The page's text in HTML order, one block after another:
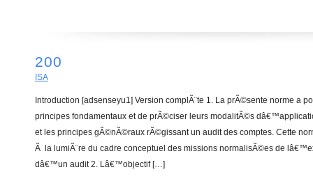
200
ISA
Introduction [adsenseyu1] Version complÃ¨te 1. La prÃ©sente norme a
principes fondamentaux et de prÃ©ciser leurs modalitÃ©s
et les principes gÃ©nÃ©raux rÃ©gissant un audit des comptes. Cette
Ã la lumiÃ¨re du cadre conceptuel des missions normalisÃ©es de
dâ€™un audit 2. Lâ€™objectif […]